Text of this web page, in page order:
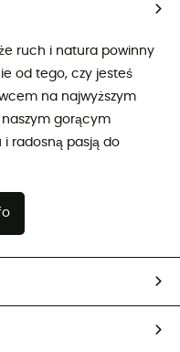
ruch i natura powinny
od tego, czy jesteś
na najwyższym
naszym gorącym
i radosną pasją do